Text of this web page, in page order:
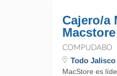
Cajero/a
COMPUDABO
Todo Jalisco
MacStore es